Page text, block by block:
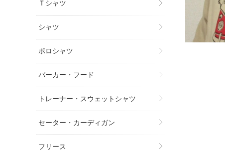
Ｔシャツ
シャツ
ポロシャツ
パーカー・フード
トレーナー・スウェットシャツ
セーター・カーディガン
フリース